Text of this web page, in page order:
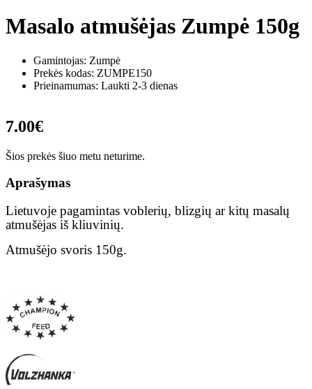
Masalo atmušėjas Zumpė 150g
Gamintojas: Zumpė
Prekės kodas: ZUMPE150
Prieinamumas: Laukti 2-3 dienas
7.00€
Šios prekės šiuo metu neturime.
Aprašymas
Lietuvoje pagamintas voblerių, blizgių ar kitų masalų
atmušėjas iš kliuvinių.
Atmušėjo svoris 150g.